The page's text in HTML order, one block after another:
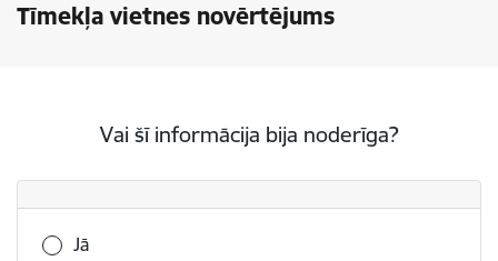
Tīmekļa vietnes novērtējums
Vai šī informācija bija noderīga?
Vai šī informācija bija noderīga?
Jā